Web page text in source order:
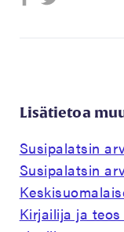
Lisätietoa
Susipalatsin
Susipalatsin
Kirjailija ja